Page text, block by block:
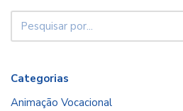
Categorias
Animação Vocacional